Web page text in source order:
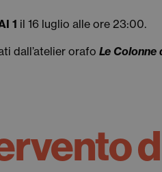
1 il 16 luglio alle ore 23:00.
dall’atelier orafo Le Colonne